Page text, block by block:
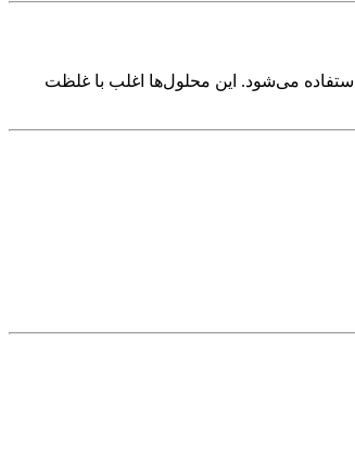
استفاده می‌شود. این محلول‌ها اغلب با غلظت